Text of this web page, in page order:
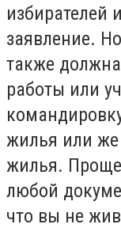
избирателей
заявление.
также
работы или
жилья или же
жилья. Проще
любой
что вы не